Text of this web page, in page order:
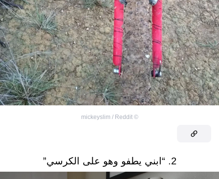
©
mickeyslim / Reddit
2. “ابني يطفو وهو على الكرسي”